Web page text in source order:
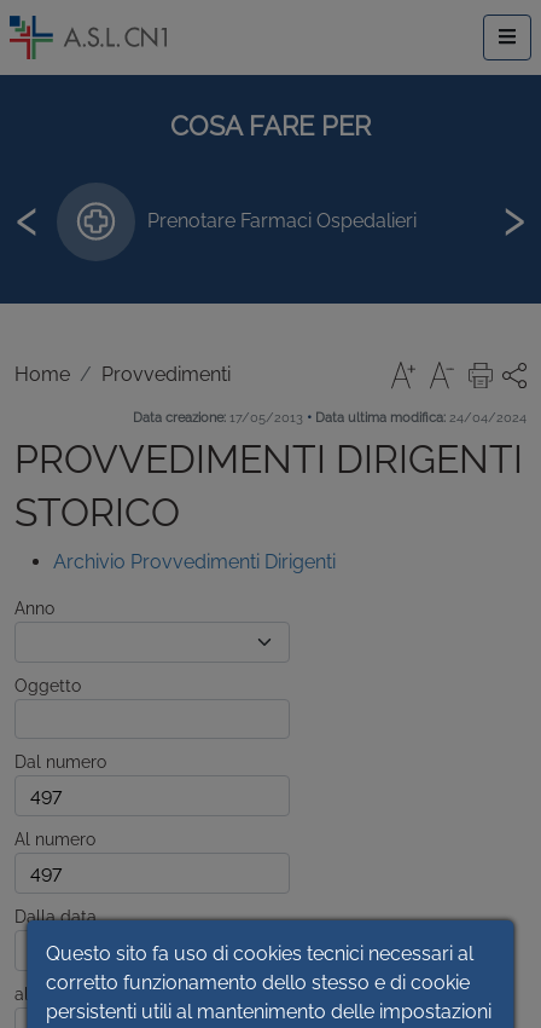
COSA FARE PER
Prenotare Farmaci Ospedalieri
‹ ›
Home Provvedimenti
Data creazione: 17/05/2013 • Data ultima modifica: 24/04/2024
PROVVEDIMENTI DIRIGENTI
STORICO
Archivio Provvedimenti Dirigenti
Anno
Oggetto
Dal numero
Al numero
Dalla data
alla data
Questo sito fa uso di cookies tecnici necessari al
corretto funzionamento dello stesso e di cookie
persistenti utili al mantenimento delle impostazioni